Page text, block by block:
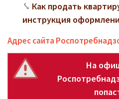
Как продать
инструкция
Адрес сайта
На